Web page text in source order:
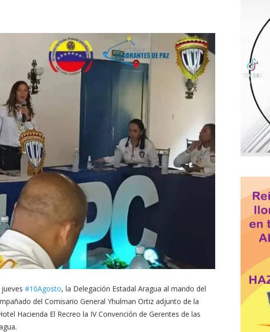
#10Agosto, la Delegación Estadal Aragua al mando del
del Comisario General Yhulman Ortiz adjunto de la
Hacienda El Recreo la IV Convención de Gerentes de las